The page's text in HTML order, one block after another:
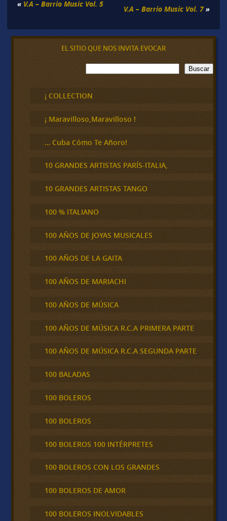
« V.A – Barrio Music Vol. 5
V.A – Barrio Music Vol. 7»
EL SITIO QUE NOS INVITA EVOCAR
B
u
c
a
Buscar
¡ COLLECTION
¡ Maravilloso,Maravilloso !
… Cuba Cómo Te Añoro!
10 GRANDES ARTISTAS PARÍS-ITALIA,
10 GRANDES ARTISTAS TANGO
100 % ITALIANO
100 AÑOS DE JOYAS MUSICALES
100 AÑOS DE LA GAITA
100 AÑOS DE MARIACHI
100 AÑOS DE MÚSICA
100 AÑOS DE MÚSICA R.C.A PRIMERA PARTE
100 AÑOS DE MÚSICA R.C.A SEGUNDA PARTE
100 BALADAS
100 BOLEROS
100 BOLEROS
100 BOLEROS 100 INTÉRPRETES
100 BOLEROS CON LOS GRANDES
100 BOLEROS DE AMOR
100 BOLEROS INOLVIDABLES